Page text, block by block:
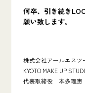
何卒、引き続き
願い致します。
株式会社アールエスツ
KYOTO MAKE UP
代表取締役 本多理恵